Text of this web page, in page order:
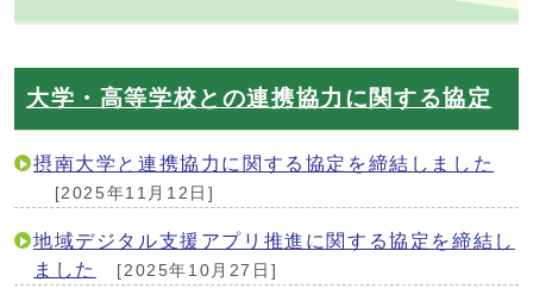
大学・高等学校との連携協力に関する協定
摂南大学と連携協力に関する協定を締結しました
[2025年11月12日]
地域デジタル支援アプリ推進に関する協定を締結し
ました
[2025年10月27日]